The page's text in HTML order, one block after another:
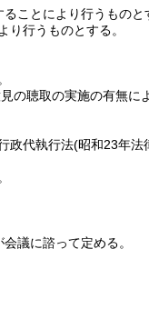
ることにより行うものと
り行うものとする。
聴取の実施の有無に
政代執行法(昭和23年法
議に諮って定める。